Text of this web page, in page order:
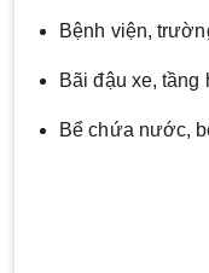
Bệnh viện,
Bãi đậu xe,
Bể chứa nước,